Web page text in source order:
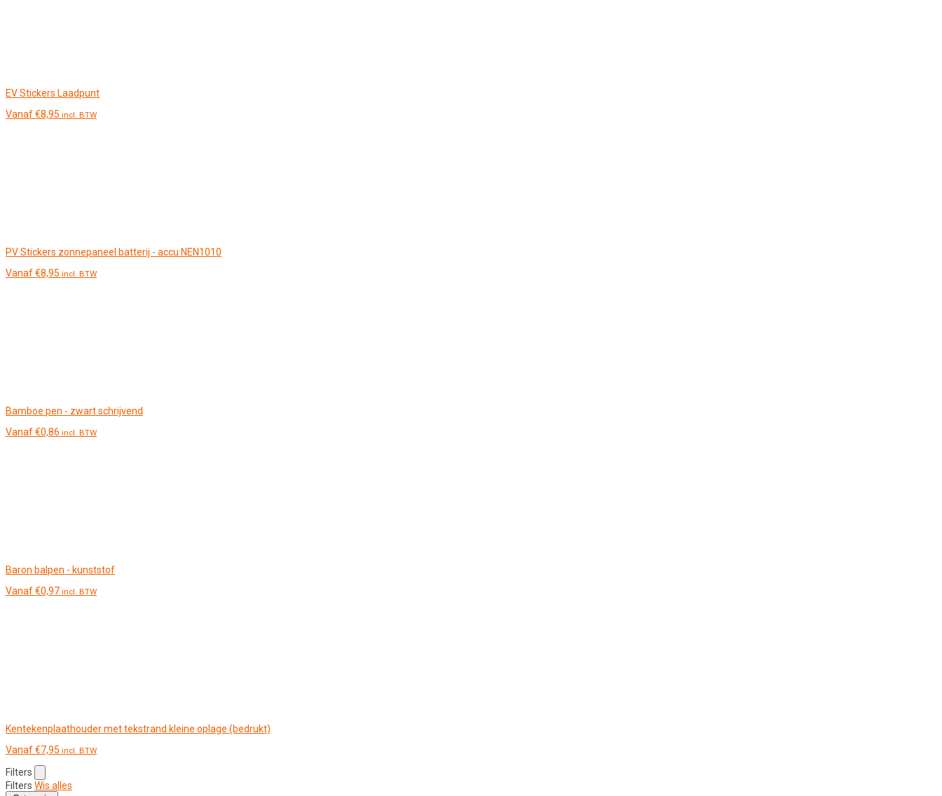
EV Stickers Laadpunt
Vanaf€8,95 incl. BTW
PV Stickers zonnepaneel batterij - accu NEN1010
Vanaf€8,95 incl. BTW
Bamboe pen - zwart schrijvend
Vanaf€0,86 incl. BTW
Baron balpen - kunststof
Vanaf€0,97 incl. BTW
Kentekenplaathouder met tekstrand kleine oplage (bedrukt)
Vanaf€7,95 incl. BTW
Filters
Filters Wis alles